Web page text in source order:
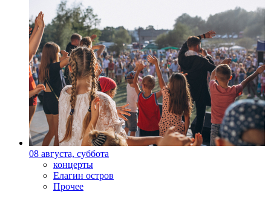
08 августа, суббота
концерты
Елагин остров
Прочее